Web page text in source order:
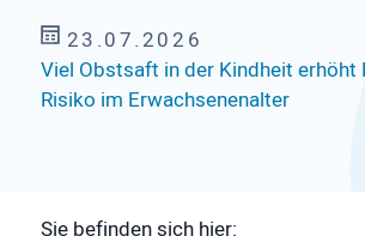
23.07.2026
Viel Obstsaft in der Kindheit erhöht
Risiko im Erwachsenenalter
Sie befinden sich hier: